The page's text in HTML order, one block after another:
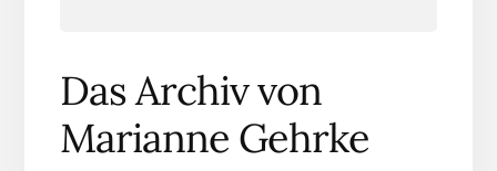
Das Archiv von
Marianne Gehrke